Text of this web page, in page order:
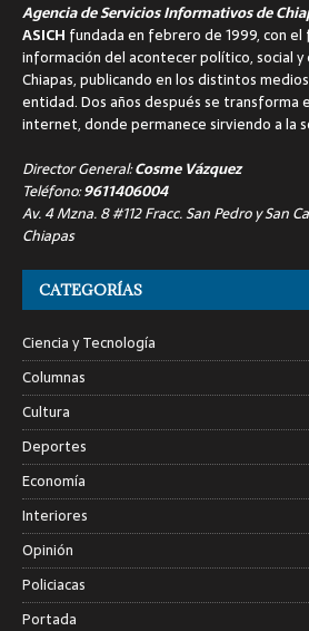
Agencia de Servicios Informativos de
ASICH fundada en febrero de 1999, con
información del acontecer político, social
Chiapas, publicando en los distintos
entidad. Dos años después se transforma
internet, donde permanece sirviendo a la
Director General:Cosme Vázquez
Teléfono:9611406004
Av. 4 Mzna. 8 #112 Fracc. San Pedro y San
Chiapas
CATEGORÍAS
Ciencia y Tecnología
Columnas
Cultura
Deportes
Economía
Interiores
Opinión
Policiacas
Portada